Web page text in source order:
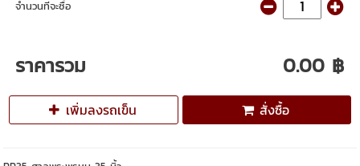
จำนวนที่จะซื้อ
ราคารวม 0.00 ฿
เพิ่มลงรถเข็น สั่งซื้อ